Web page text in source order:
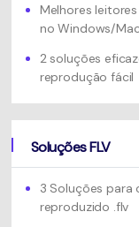
Melhores
no Windows/Mac
2 soluções
reprodução fácil
Soluções FLV
3 Soluções para
reproduzido .flv